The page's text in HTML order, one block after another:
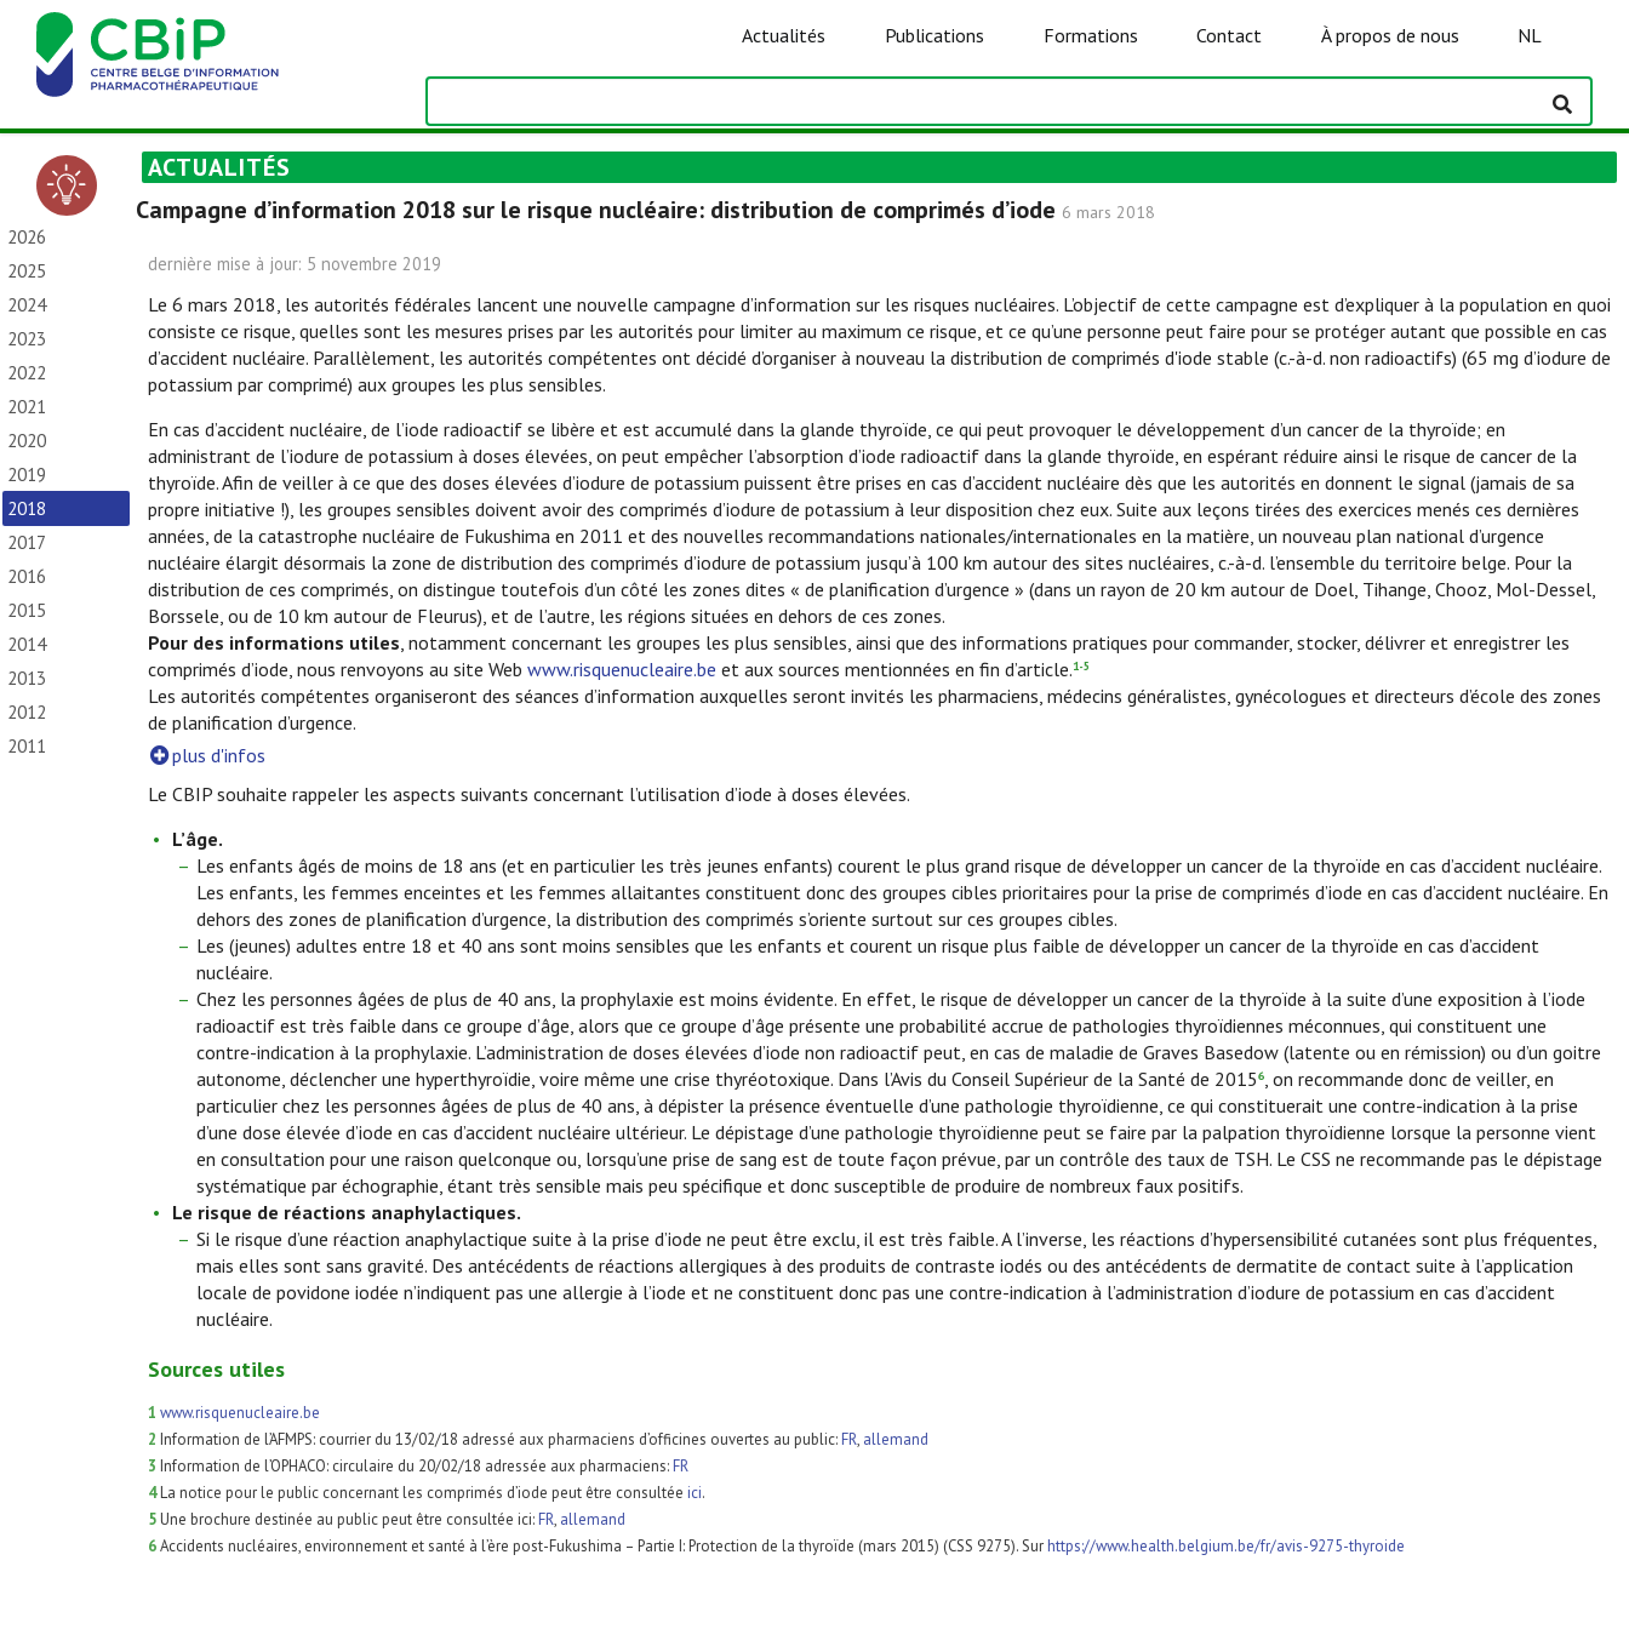
Actualités Publications Formations Contact À propos de nous NL
2026
2025
2024
2023
2022
2021
2020
2019
2018
2017
2016
2015
2014
2013
2012
2011
ACTUALITÉS
Campagne d’information 2018 sur le risque nucléaire: distribution de comprimés d’iode 6 mars 2018
dernière mise à jour: 5 novembre 2019
Le 6 mars 2018, les autorités fédérales lancent une nouvelle campagne d’information sur les risques nucléaires. L’objectif de cette campagne est d’expliquer à la population en quoi
consiste ce risque, quelles sont les mesures prises par les autorités pour limiter au maximum ce risque, et ce qu’une personne peut faire pour se protéger autant que possible en cas
d’accident nucléaire. Parallèlement, les autorités compétentes ont décidé d’organiser à nouveau la distribution de comprimés d'iode stable (c.-à-d. non radioactifs) (65 mg d’iodure de
potassium par comprimé) aux groupes les plus sensibles.
En cas d’accident nucléaire, de l’iode radioactif se libère et est accumulé dans la glande thyroïde, ce qui peut provoquer le développement d’un cancer de la thyroïde; en
administrant de l’iodure de potassium à doses élevées, on peut empêcher l’absorption d’iode radioactif dans la glande thyroïde, en espérant réduire ainsi le risque de cancer de la
thyroïde. Afin de veiller à ce que des doses élevées d’iodure de potassium puissent être prises en cas d’accident nucléaire dès que les autorités en donnent le signal (jamais de sa
propre initiative !), les groupes sensibles doivent avoir des comprimés d’iodure de potassium à leur disposition chez eux. Suite aux leçons tirées des exercices menés ces dernières
années, de la catastrophe nucléaire de Fukushima en 2011 et des nouvelles recommandations nationales/internationales en la matière, un nouveau plan national d’urgence
nucléaire élargit désormais la zone de distribution des comprimés d’iodure de potassium jusqu’à 100 km autour des sites nucléaires, c.-à-d. l’ensemble du territoire belge. Pour la
distribution de ces comprimés, on distingue toutefois d’un côté les zones dites « de planification d’urgence » (dans un rayon de 20 km autour de Doel, Tihange, Chooz, Mol-Dessel,
Borssele, ou de 10 km autour de Fleurus), et de l’autre, les régions situées en dehors de ces zones.
Pour des informations utiles, notamment concernant les groupes les plus sensibles, ainsi que des informations pratiques pour commander, stocker, délivrer et enregistrer les
comprimés d’iode, nous renvoyons au site Web www.risquenucleaire.be et aux sources mentionnées en fin d’article.1-5
Les autorités compétentes organiseront des séances d’information auxquelles seront invités les pharmaciens, médecins généralistes, gynécologues et directeurs d’école des zones
de planification d’urgence.
plus d'infos
Le CBIP souhaite rappeler les aspects suivants concernant l’utilisation d’iode à doses élevées.
L’âge.
Les enfants âgés de moins de 18 ans (et en particulier les très jeunes enfants) courent le plus grand risque de développer un cancer de la thyroïde en cas d’accident nucléaire.
Les enfants, les femmes enceintes et les femmes allaitantes constituent donc des groupes cibles prioritaires pour la prise de comprimés d’iode en cas d’accident nucléaire. En
dehors des zones de planification d’urgence, la distribution des comprimés s’oriente surtout sur ces groupes cibles.
Les (jeunes) adultes entre 18 et 40 ans sont moins sensibles que les enfants et courent un risque plus faible de développer un cancer de la thyroïde en cas d’accident
nucléaire.
Chez les personnes âgées de plus de 40 ans, la prophylaxie est moins évidente. En effet, le risque de développer un cancer de la thyroïde à la suite d’une exposition à l’iode
radioactif est très faible dans ce groupe d’âge, alors que ce groupe d’âge présente une probabilité accrue de pathologies thyroïdiennes méconnues, qui constituent une
contre-indication à la prophylaxie. L’administration de doses élevées d’iode non radioactif peut, en cas de maladie de Graves Basedow (latente ou en rémission) ou d’un goitre
autonome, déclencher une hyperthyroïdie, voire même une crise thyréotoxique. Dans l’Avis du Conseil Supérieur de la Santé de 20156, on recommande donc de veiller, en
particulier chez les personnes âgées de plus de 40 ans, à dépister la présence éventuelle d’une pathologie thyroïdienne, ce qui constituerait une contre-indication à la prise
d’une dose élevée d’iode en cas d’accident nucléaire ultérieur. Le dépistage d’une pathologie thyroïdienne peut se faire par la palpation thyroïdienne lorsque la personne vient
en consultation pour une raison quelconque ou, lorsqu’une prise de sang est de toute façon prévue, par un contrôle des taux de TSH. Le CSS ne recommande pas le dépistage
systématique par échographie, étant très sensible mais peu spécifique et donc susceptible de produire de nombreux faux positifs.
Le risque de réactions anaphylactiques.
Si le risque d’une réaction anaphylactique suite à la prise d’iode ne peut être exclu, il est très faible. A l’inverse, les réactions d’hypersensibilité cutanées sont plus fréquentes,
mais elles sont sans gravité. Des antécédents de réactions allergiques à des produits de contraste iodés ou des antécédents de dermatite de contact suite à l’application
locale de povidone iodée n’indiquent pas une allergie à l’iode et ne constituent donc pas une contre-indication à l’administration d’iodure de potassium en cas d’accident
nucléaire.
Sources utiles
1 www.risquenucleaire.be
2 Information de l’AFMPS: courrier du 13/02/18 adressé aux pharmaciens d’officines ouvertes au public:FR, allemand
3 Information de l’OPHACO: circulaire du 20/02/18 adressée aux pharmaciens:FR
4La notice pour le public concernant les comprimés d’iode peut être consultée ici.
5Une brochure destinée au public peut être consultée ici:FR, allemand
6Accidents nucléaires, environnement et santé à l’ère post-Fukushima – Partie I: Protection de la thyroïde (mars 2015) (CSS 9275). Surhttps://www.health.belgium.be/fr/avis-9275-thyroide